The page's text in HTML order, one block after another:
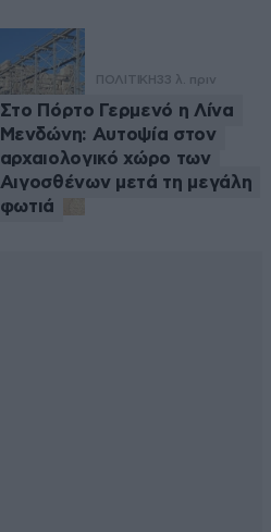
ΠΟΛΙΤΙΚΗ33 λ. πριν
Στο Πόρτο Γερμενό η Λίνα
Μενδώνη: Αυτοψία στον
αρχαιολογικό χώρο των
Αιγοσθένων μετά τη μεγάλη
φωτιά